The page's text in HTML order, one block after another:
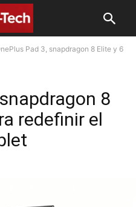
Pad 3, snapdragon 8 Elite y 6
8
redefinir el